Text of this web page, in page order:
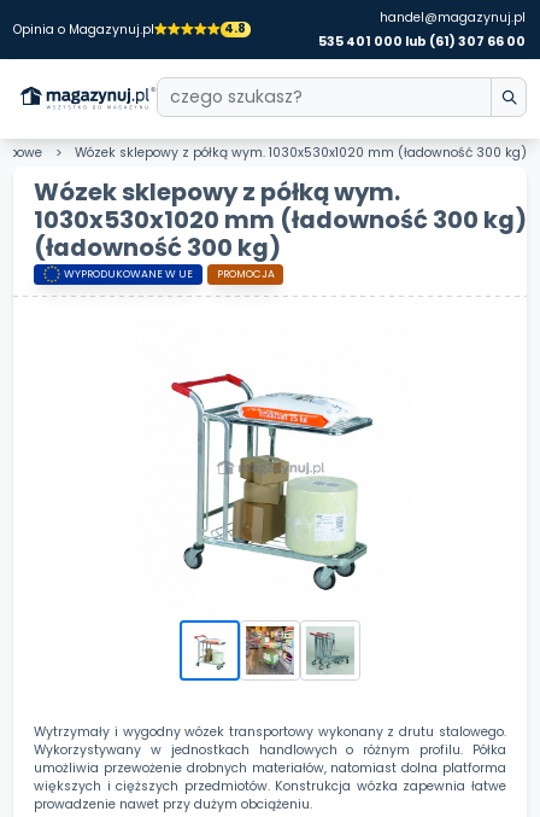
Opinia o Magazynuj.pl 4.8
handel@magazynuj.pl
535 401 000 lub (61) 307 66 00
Wózek sklepowy z półką wym. 1030x530x1020 mm (ładowność 300 kg)
Wózek sklepowy z półką wym.
1030x530x1020 mm (ładowność 300 kg)
(ładowność 300 kg)
WYPRODUKOWANE W UE PROMOCJA
Wytrzymały i wygodny wózek transportowy wykonany z drutu stalowego.
Wykorzystywany w jednostkach handlowych o różnym profilu. Półka
umożliwia przewożenie drobnych materiałów, natomiast dolna platforma
większych i cięższych przedmiotów. Konstrukcja wózka zapewnia łatwe
prowadzenie nawet przy dużym obciążeniu.